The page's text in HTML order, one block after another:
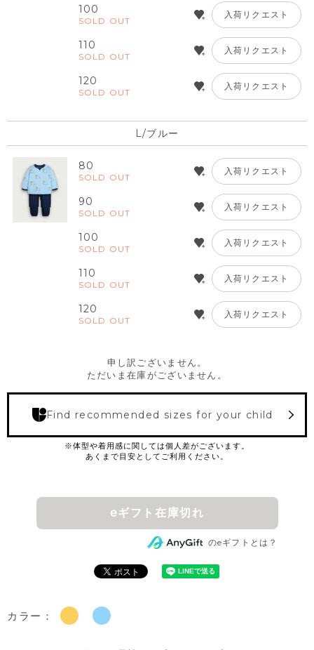
100
SOLD OUT
入荷リクエスト
110
SOLD OUT
入荷リクエスト
120
SOLD OUT
入荷リクエスト
L/ブルー
80
SOLD OUT
入荷リクエスト
90
SOLD OUT
入荷リクエスト
100
SOLD OUT
入荷リクエスト
110
SOLD OUT
入荷リクエスト
120
SOLD OUT
入荷リクエスト
申し訳ございません。
ただいま在庫がございません。
Find recommended sizes for your child
eギフト在庫切れ
のeギフトとは？
カラー：